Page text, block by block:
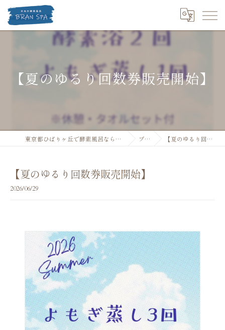
【夏のゆるり回数券販売開始】
東京都ひばりヶ丘で酵素風呂なら米ぬか酵素風呂 BRANSPA ブログ 【夏のゆるり回数券販売開始】
【夏のゆるり回数券販売開始】
2026/06/29